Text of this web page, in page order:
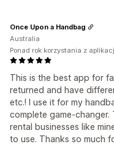
This is the best app for
returned and have
etc.! I use it for my
complete game-
rental businesses like
to use. Thanks so much
Once Upon a Handbag
Australia
Ponad rok korzystania z